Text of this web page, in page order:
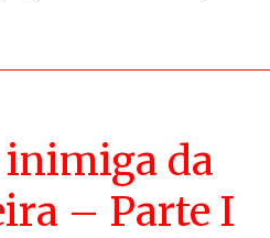
inimiga da
– Parte I